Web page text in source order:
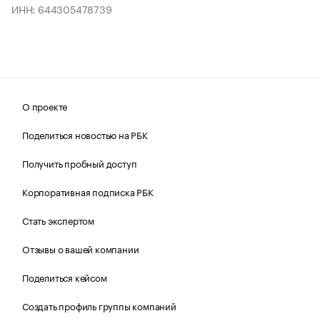
ИНН: 644305478739
О проекте
Поделиться новостью на РБК
Получить пробный доступ
Корпоративная подписка РБК
Стать экспертом
Отзывы о вашей компании
Поделиться кейсом
Создать профиль группы компаний